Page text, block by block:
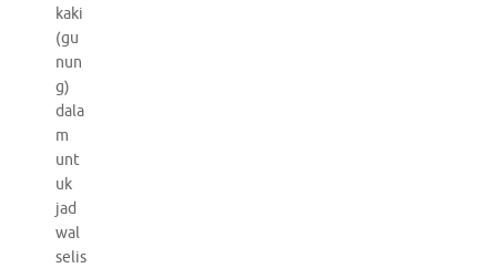
kaki
(gu
nun
g)
dala
m
unt
uk
jad
wal
selis